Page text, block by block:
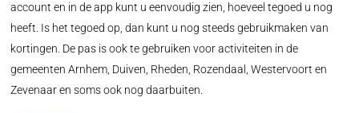
account en in de app kunt u eenvoudig zien, hoeveel tegoed u nog
heeft. Is het tegoed op, dan kunt u nog steeds gebruikmaken van
kortingen. De pas is ook te gebruiken voor activiteiten in de
gemeenten Arnhem, Duiven, Rheden, Rozendaal, Westervoort en
Zevenaar en soms ook nog daarbuiten.